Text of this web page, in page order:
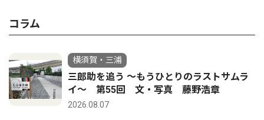
コラム
横須賀・三浦
三郎助を追う 〜もうひとりのラストサムラ
イ〜 第55回 文・写真 藤野浩章
2026.08.07